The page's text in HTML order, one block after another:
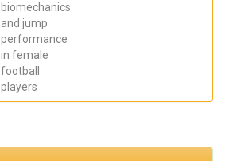
biomechanics
and jump
performance
in female
football
players